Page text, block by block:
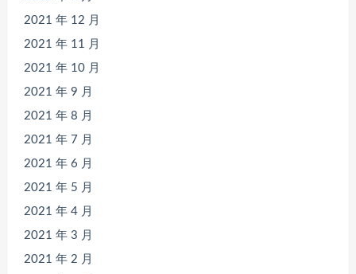
2021 年 12 月
2021 年 11 月
2021 年 10 月
2021 年 9 月
2021 年 8 月
2021 年 7 月
2021 年 6 月
2021 年 5 月
2021 年 4 月
2021 年 3 月
2021 年 2 月